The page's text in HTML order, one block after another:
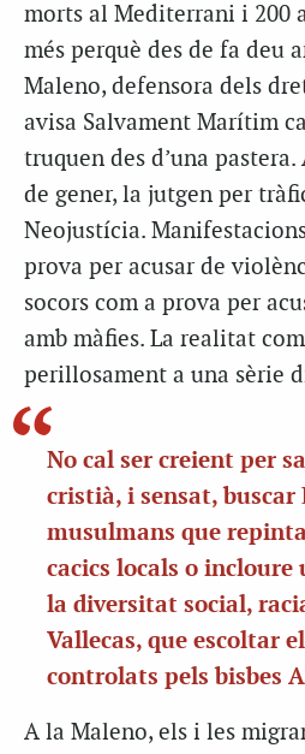
morts al Mediterrani i 200
més perquè des de fa deu
Maleno, defensora dels
avisa Salvament Marítim
truquen des d’una
de gener, la jutgen per
Neojustícia.
prova per acusar de
socors com a prova per
amb màfies. La realitat
perillosament a una sèrie
No cal ser creient per
cristià, i sensat, buscar
musulmans que
cacics locals o incloure
la diversitat social,
Vallecas, que escoltar
controlats pels bisbes
A la Maleno, els i les